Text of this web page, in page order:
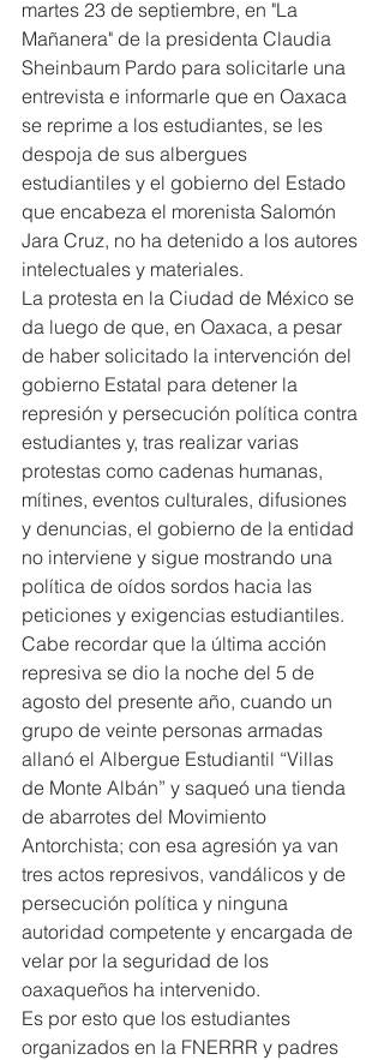
martes 23 de septiembre, en "La
Mañanera" de la presidenta Claudia
Sheinbaum Pardo para solicitarle una
entrevista e informarle que en Oaxaca
se reprime a los estudiantes, se les
despoja de sus albergues
estudiantiles y el gobierno del Estado
que encabeza el morenista Salomón
Jara Cruz, no ha detenido a los autores
intelectuales y materiales.
La protesta en la Ciudad de México se
da luego de que, en Oaxaca, a pesar
de haber solicitado la intervención del
gobierno Estatal para detener la
represión y persecución política contra
estudiantes y, tras realizar varias
protestas como cadenas humanas,
mítines, eventos culturales, difusiones
y denuncias, el gobierno de la entidad
no interviene y sigue mostrando una
política de oídos sordos hacia las
peticiones y exigencias estudiantiles.
Cabe recordar que la última acción
represiva se dio la noche del 5 de
agosto del presente año, cuando un
grupo de veinte personas armadas
allanó el Albergue Estudiantil “Villas
de Monte Albán” y saqueó una tienda
de abarrotes del Movimiento
Antorchista; con esa agresión ya van
tres actos represivos, vandálicos y de
persecución política y ninguna
autoridad competente y encargada de
velar por la seguridad de los
oaxaqueños ha intervenido.
Es por esto que los estudiantes
organizados en la FNERRR y padres